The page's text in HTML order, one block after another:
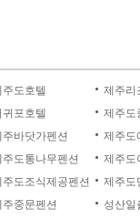
주도호텔
제주리
귀포호텔
제주도
주바닷가펜션
제주도
주도통나무펜션
제주도
주도조식제공펜션
제주도
주중문펜션
성산일